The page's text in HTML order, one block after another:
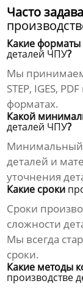
Часто
Какие
деталей ЧПУ?
Мы принимаем
STEP, IGES,
форматах.
Какой
деталей ЧПУ?
Минимальный
деталей и
уточнения
Какие сроки
Сроки
сложности
Мы всегда
сроки.
Какие методы
производстве